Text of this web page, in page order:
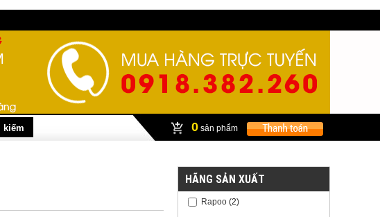
0 sản phẩm
HÃNG SẢN XUẤT
Rapoo (2)